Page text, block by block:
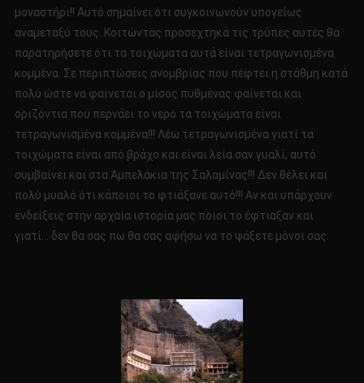
μοναστήρι!! Αυτό σημαίνει ότι συγκοινωνούν υπογείως
αναμεταξύ τους. Κοιτώντας προσεχτηκά τις τρύπες αυτές θα
παρατηρήσετε ότι τα τοιχώματα αυτά είναι τετραγωνισμένα
κομμένα. Σε περιπτώσεις ανομβρίας που πέφτει η στάθμη κατά
πολύ ώστε να φαίνεται ο μίσος πυθμένας φαίνεται και
οριζόντια που περνάει το νερό τα τοιχώματα είναι
τετραγωνισμένα κομμένα!!! Λέω τετραγωνισμένα γιατί τα
τοιχώματα είναι από βράχο και είναι λεία σαν γυαλί, αυτό
συμβαίνει και στα Αμπελάκια της Σαλαμίνας!!! Δεν θέλει και
πολύ μυαλό ότι κάποιοι το φτιάξανε αυτό!!! Αν και υπάρχουν
ενδείξεις στην αρχαία ιστορία μας ποιοι το έφτιαξαν και
γιατί… δεν θα σας πω θα σας αφήσω να το ψάξετε μόνοι σας.